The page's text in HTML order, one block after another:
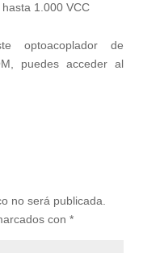
1.000 VCC
optoacoplador de
puedes acceder al
no será publicada.
con *